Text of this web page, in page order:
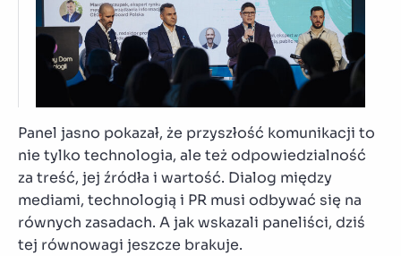
Panel jasno pokazał, że przyszłość komunikacji to
nie tylko technologia, ale też odpowiedzialność
za treść, jej źródła i wartość. Dialog między
mediami, technologią i PR musi odbywać się na
równych zasadach. A jak wskazali paneliści, dziś
tej równowagi jeszcze brakuje.